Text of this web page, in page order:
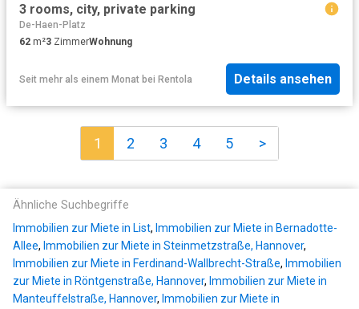
3 rooms, city, private parking
De-Haen-Platz
62 m²3 ZimmerWohnung
Seit mehr als einem Monat bei Rentola Details ansehen
1 2 3 4 5 >
Ähnliche Suchbegriffe
Immobilien zur Miete in List, Immobilien zur Miete in Bernadotte-
Allee, Immobilien zur Miete in Steinmetzstraße, Hannover,
Immobilien zur Miete in Ferdinand-Wallbrecht-Straße, Immobilien
zur Miete in Röntgenstraße, Hannover, Immobilien zur Miete in
Manteuffelstraße, Hannover, Immobilien zur Miete in